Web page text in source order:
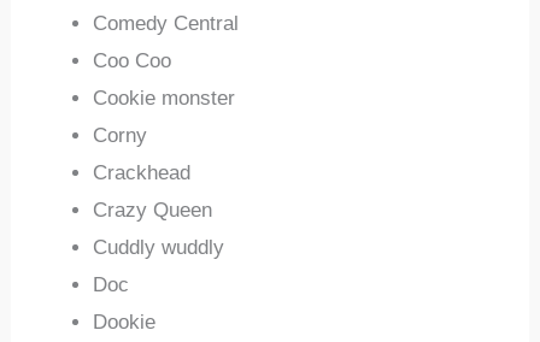
Comedy Central
Coo Coo
Cookie monster
Corny
Crackhead
Crazy Queen
Cuddly wuddly
Doc
Dookie